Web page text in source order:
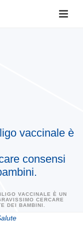
vaccinale è
consensi
VACCINALE È UN
CERCARE
DEI BAMBINI.